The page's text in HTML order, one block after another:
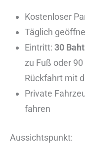
Kostenloser
Täglich
Eintritt: 30
zu Fuß oder
Rückfahrt mit
Private
fahren
Aussichtspunkt: